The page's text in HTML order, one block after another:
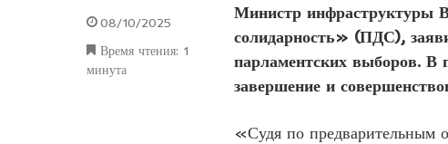
Министр инфраструктуры
солидарность» (ПДС),
парламентских выборов. В
завершение и
«Судя по предварительным
08/10/2025
Время чтения: 1
минута